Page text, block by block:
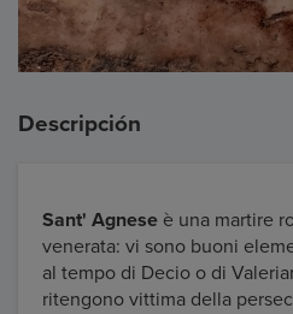
Descripción
Sant' Agnese è una martire
venerata: vi sono buoni
al tempo di Decio o di
ritengono vittima della